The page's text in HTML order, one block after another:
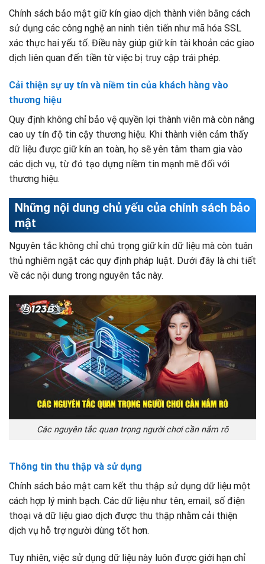
Chính sách bảo mật giữ kín giao dịch thành viên bằng cách
sử dụng các công nghệ an ninh tiên tiến như mã hóa SSL
xác thực hai yếu tố. Điều này giúp giữ kín tài khoản các giao
dịch liên quan đến tiền từ việc bị truy cập trái phép.
Cải thiện sự uy tín và niềm tin của khách hàng vào
thương hiệu
Quy định không chỉ bảo vệ quyền lợi thành viên mà còn nâng
cao uy tín độ tin cậy thương hiệu. Khi thành viên cảm thấy
dữ liệu được giữ kín an toàn, họ sẽ yên tâm tham gia vào
các dịch vụ, từ đó tạo dựng niềm tin mạnh mẽ đối với
thương hiệu.
Những nội dung chủ yếu của chính sách bảo
mật
Nguyên tắc không chỉ chú trọng giữ kín dữ liệu mà còn tuân
thủ nghiêm ngặt các quy định pháp luật. Dưới đây là chi tiết
về các nội dung trong nguyên tắc này.
Các nguyên tắc quan trọng người chơi cần nắm rõ
Thông tin thu thập và sử dụng
Chính sách bảo mật cam kết thu thập sử dụng dữ liệu một
cách hợp lý minh bạch. Các dữ liệu như tên, email, số điện
thoại và dữ liệu giao dịch được thu thập nhằm cải thiện
dịch vụ hỗ trợ người dùng tốt hơn.
Tuy nhiên, việc sử dụng dữ liệu này luôn được giới hạn chỉ